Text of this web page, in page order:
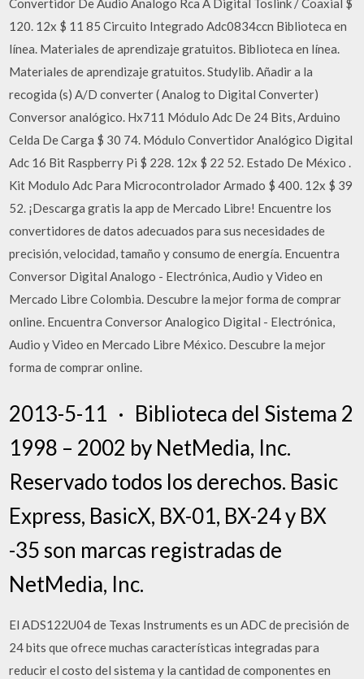
120. 12x $ 11 85 Circuito Integrado Adc0834ccn Biblioteca en
línea. Materiales de aprendizaje gratuitos. Biblioteca en línea.
Materiales de aprendizaje gratuitos. Studylib. Añadir a la
recogida (s) A/D converter ( Analog to Digital Converter)
Conversor analógico. Hx711 Módulo Adc De 24 Bits, Arduino
Celda De Carga $ 30 74. Módulo Convertidor Analógico Digital
Adc 16 Bit Raspberry Pi $ 228. 12x $ 22 52. Estado De México .
Kit Modulo Adc Para Microcontrolador Armado $ 400. 12x $ 39
52. ¡Descarga gratis la app de Mercado Libre! Encuentre los
convertidores de datos adecuados para sus necesidades de
precisión, velocidad, tamaño y consumo de energía. Encuentra
Conversor Digital Analogo - Electrónica, Audio y Video en
Mercado Libre Colombia. Descubre la mejor forma de comprar
online. Encuentra Conversor Analogico Digital - Electrónica,
Audio y Video en Mercado Libre México. Descubre la mejor
forma de comprar online.
2013-5-11 · Biblioteca del Sistema 2
1998 – 2002 by NetMedia, Inc.
Reservado todos los derechos. Basic
Express, BasicX, BX-01, BX-24 y BX
-35 son marcas registradas de
NetMedia, Inc.
El ADS122U04 de Texas Instruments es un ADC de precisión de
24 bits que ofrece muchas características integradas para
reducir el costo del sistema y la cantidad de componentes en